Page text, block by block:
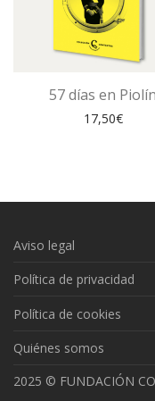
57 días en Piolín
17,50€
Aviso legal
Política de privacidad
Política de cookies
Quiénes somos
2025 © FUNDACIÓN